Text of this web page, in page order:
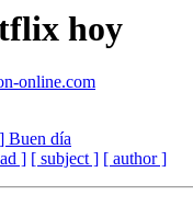
hoy
online.com
Buen día
] [ subject ] [ author ]